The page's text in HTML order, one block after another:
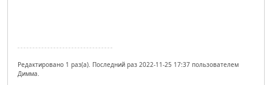
Редактировано 1 раз(а). Последний раз 2022-11-25 17:37 пользователем
Димма.